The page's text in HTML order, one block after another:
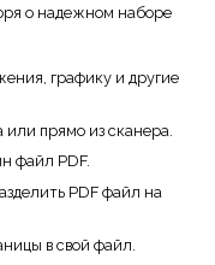
о надежном наборе
графику и другие
или прямо из сканера.
файл PDF.
PDF файл на
в свой файл.